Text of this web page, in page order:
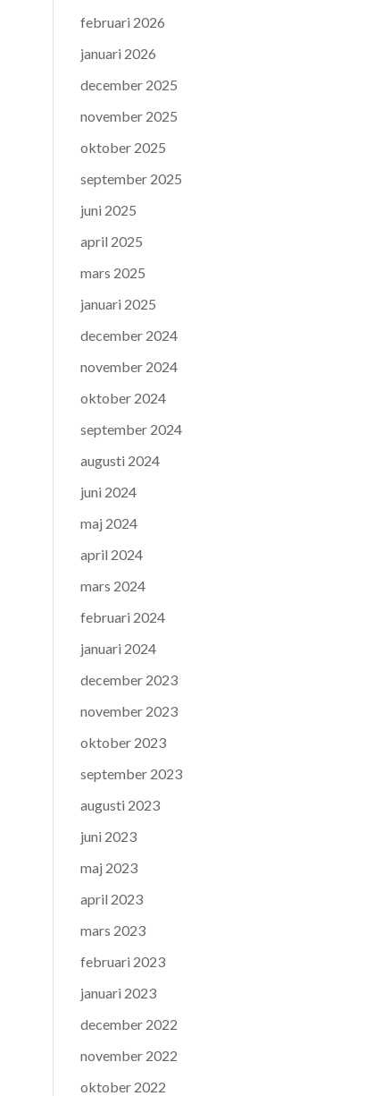
februari 2026
januari 2026
december 2025
november 2025
oktober 2025
september 2025
juni 2025
april 2025
mars 2025
januari 2025
december 2024
november 2024
oktober 2024
september 2024
augusti 2024
juni 2024
maj 2024
april 2024
mars 2024
februari 2024
januari 2024
december 2023
november 2023
oktober 2023
september 2023
augusti 2023
juni 2023
maj 2023
april 2023
mars 2023
februari 2023
januari 2023
december 2022
november 2022
oktober 2022